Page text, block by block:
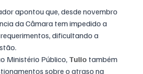
apontou que, desde novembro
da Câmara tem impedido a
dificultando a
Ministério Público, Tulio também
sobre o atraso na